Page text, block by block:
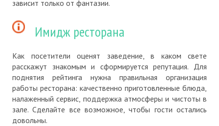
зависит только от фантазии.
Имидж ресторана
Как посетители оценят заведение, в каком свете
расскажут знакомым и сформируется репутация. Для
поднятия рейтинга нужна правильная организация
работы ресторана: качественно приготовленные блюда,
налаженный сервис, поддержка атмосферы и чистоты в
зале. Сделайте все возможное, чтобы гости остались
довольны.